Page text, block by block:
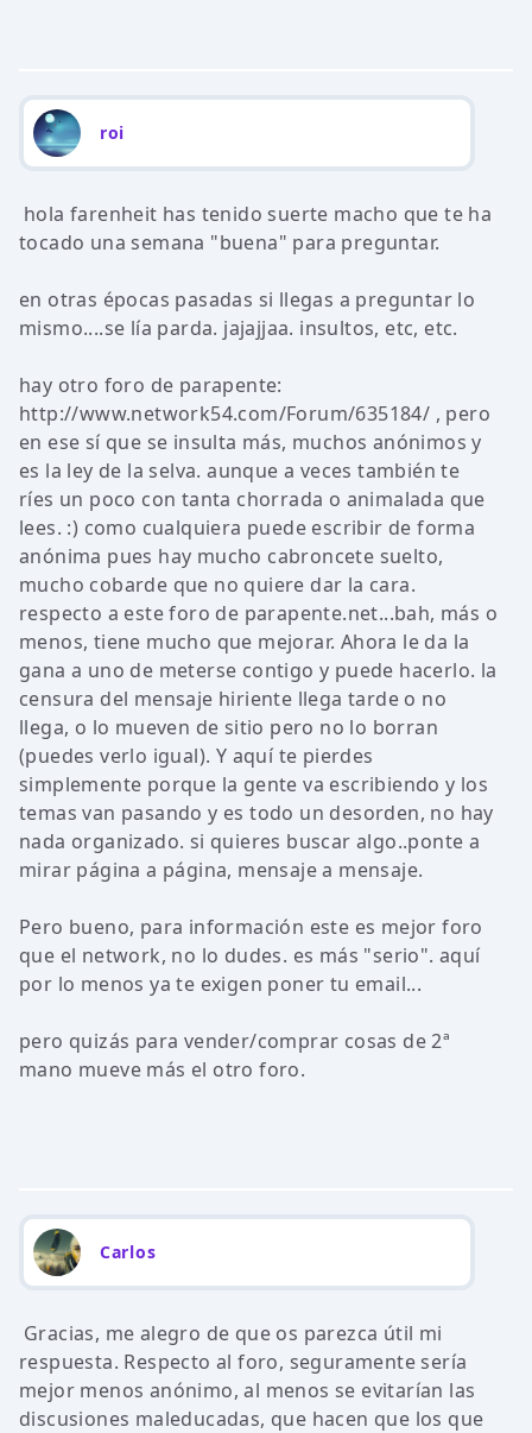
roi
hola farenheit has tenido suerte macho que te ha
tocado una semana "buena" para preguntar.
en otras épocas pasadas si llegas a preguntar lo
mismo....se lía parda. jajajjaa. insultos, etc, etc.
hay otro foro de parapente:
http://www.network54.com/Forum/635184/ , pero
en ese sí que se insulta más, muchos anónimos y
es la ley de la selva. aunque a veces también te
ríes un poco con tanta chorrada o animalada que
lees. :) como cualquiera puede escribir de forma
anónima pues hay mucho cabroncete suelto,
mucho cobarde que no quiere dar la cara.
respecto a este foro de parapente.net...bah, más o
menos, tiene mucho que mejorar. Ahora le da la
gana a uno de meterse contigo y puede hacerlo. la
censura del mensaje hiriente llega tarde o no
llega, o lo mueven de sitio pero no lo borran
(puedes verlo igual). Y aquí te pierdes
simplemente porque la gente va escribiendo y los
temas van pasando y es todo un desorden, no hay
nada organizado. si quieres buscar algo..ponte a
mirar página a página, mensaje a mensaje.
Pero bueno, para información este es mejor foro
que el network, no lo dudes. es más "serio". aquí
por lo menos ya te exigen poner tu email...
pero quizás para vender/comprar cosas de 2ª
mano mueve más el otro foro.
Carlos
Gracias, me alegro de que os parezca útil mi
respuesta. Respecto al foro, seguramente sería
mejor menos anónimo, al menos se evitarían las
discusiones maleducadas, que hacen que los que